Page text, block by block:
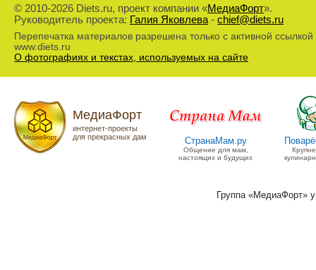
© 2010-2026 Diets.ru, проект компании «МедиаФорт».
Руководитель проекта: Галия Яковлева - chief@diets.ru
Перепечатка материалов разрешена только с активной ссылкой
www.diets.ru
О фотографиях и текстах, используемых на сайте
МедиаФорт
интернет-проекты
для прекрасных дам
СтранаМам.ру
Общение для мам,
настоящих и будущих
Группа «МедиаФорт»